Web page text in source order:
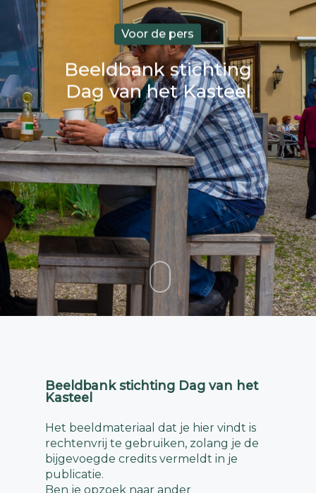
Voor de pers
Beeldbank stichting
Dag van het Kasteel
Beeldbank stichting Dag van het
Kasteel
Het beeldmateriaal dat je hier vindt is
rechtenvrij te gebruiken, zolang je de
bijgevoegde credits vermeldt in je
publicatie.
Ben je opzoek naar ander